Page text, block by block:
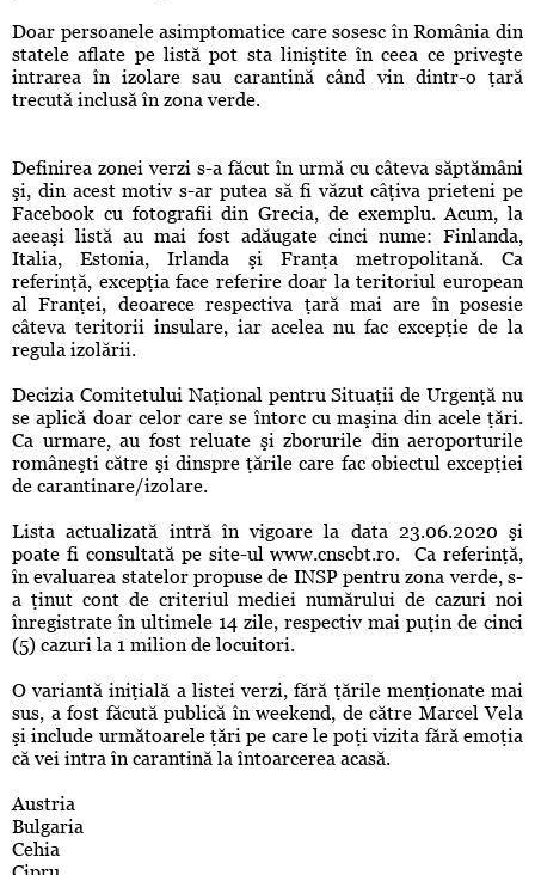
Doar persoanele asimptomatice care sosesc în România din
statele aflate pe listă pot sta liniştite în ceea ce priveşte
intrarea în izolare sau carantină când vin dintr-o ţară
trecută inclusă în zona verde.
Definirea zonei verzi s-a făcut în urmă cu câteva săptămâni
şi, din acest motiv s-ar putea să fi văzut câţiva prieteni pe
Facebook cu fotografii din Grecia, de exemplu. Acum, la
aeeaşi listă au mai fost adăugate cinci nume: Finlanda,
Italia, Estonia, Irlanda şi Franţa metropolitană. Ca
referinţă, excepţia face referire doar la teritoriul european
al Franţei, deoarece respectiva ţară mai are în posesie
câteva teritorii insulare, iar acelea nu fac excepţie de la
regula izolării.
Decizia Comitetului Naţional pentru Situaţii de Urgenţă nu
se aplică doar celor care se întorc cu maşina din acele ţări.
Ca urmare, au fost reluate şi zborurile din aeroporturile
româneşti către şi dinspre ţările care fac obiectul excepţiei
de carantinare/izolare.
Lista actualizată intră în vigoare la data 23.06.2020 şi
poate fi consultată pe site-ul www.cnscbt.ro. Ca referinţă,
în evaluarea statelor propuse de INSP pentru zona verde, s-
a ţinut cont de criteriul mediei numărului de cazuri noi
înregistrate în ultimele 14 zile, respectiv mai puţin de cinci
(5) cazuri la 1 milion de locuitori.
O variantă iniţială a listei verzi, fără ţările menţionate mai
sus, a fost făcută publică în weekend, de către Marcel Vela
şi include următoarele ţări pe care le poţi vizita fără emoţia
că vei intra în carantină la întoarcerea acasă.
Austria
Bulgaria
Cehia